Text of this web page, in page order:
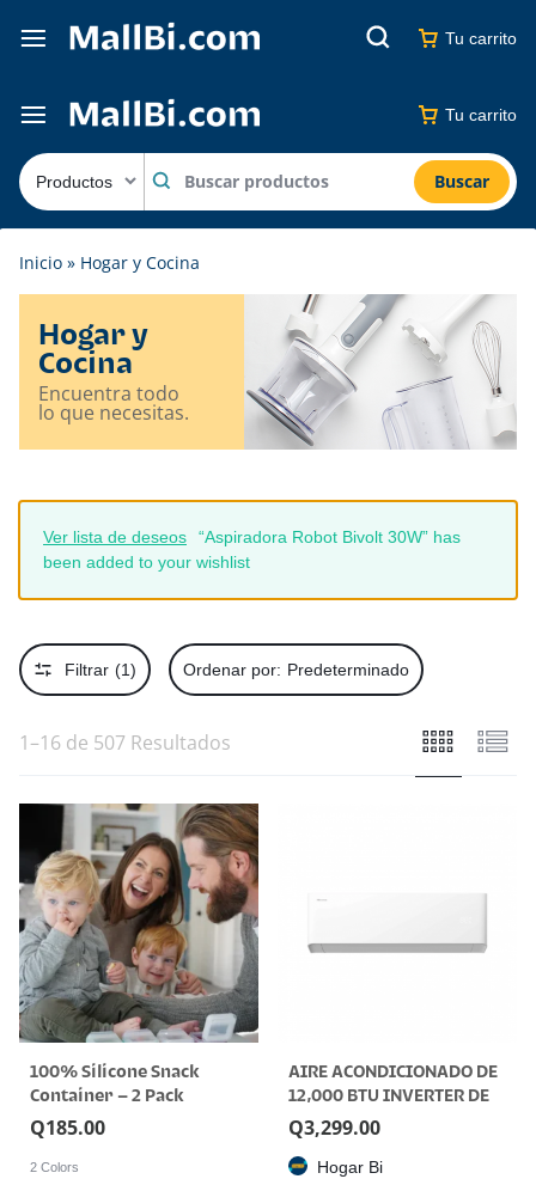
Tu carrito
Buscar
Tu carrito
Inicio » Hogar y Cocina
Hogar y
Cocina
Encuentra todo
lo que necesitas.
Ver lista de deseos
“Aspiradora Robot Bivolt 30W” has
been added to your wishlist
Filtrar (1) Ordenar por: Predeterminado
1–16 de 507 Resultados
100% Silicone Snack
Container – 2 Pack
Q185.00
2 Colors
AIRE ACONDICIONADO DE
12,000 BTU INVERTER DE
220V
Q3,299.00
Hogar Bi